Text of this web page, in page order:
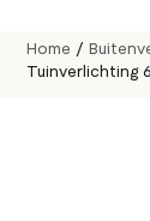
Home /
Tuinverlichting